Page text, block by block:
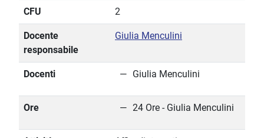
CFU 2
Docente
responsabile
Giulia Menculini
Docenti Giulia Menculini
Ore 24 Ore - Giulia Menculini